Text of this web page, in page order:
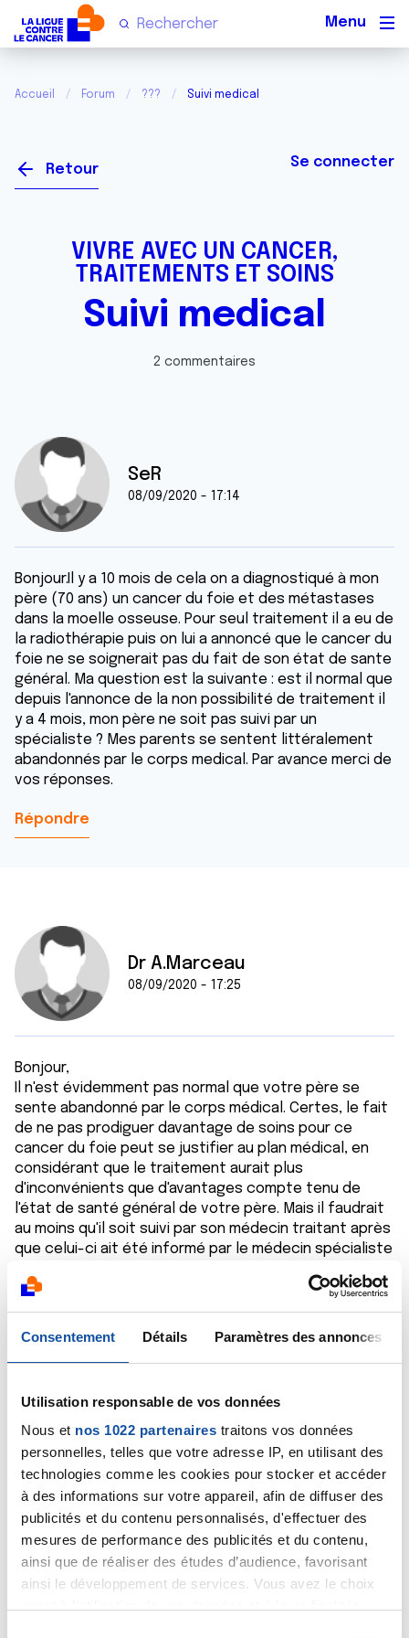
Consentement Détails Paramètres des annonces
Utilisation responsable de vos données
Nous et nos 1022 partenaires traitons vos données
personnelles, telles que votre adresse IP, en utilisant des
technologies comme les cookies pour stocker et accéder
à des informations sur votre appareil, afin de diffuser des
publicités et du contenu personnalisés, d'effectuer des
mesures de performance des publicités et du contenu,
ainsi que de réaliser des études d’audience, favorisant
ainsi le développement de services. Vous avez le choix
Accueil Forum ??? Suivi medical
Retour Se connecter
VIVRE AVEC UN CANCER,
TRAITEMENTS ET SOINS
Suivi medical
2 commentaires
SeR
08/09/2020 - 17:14
Bonjour.Il y a 10 mois de cela on a diagnostiqué à mon
père (70 ans) un cancer du foie et des métastases
dans la moelle osseuse. Pour seul traitement il a eu de
la radiothérapie puis on lui a annoncé que le cancer du
foie ne se soignerait pas du fait de son état de sante
général. Ma question est la suivante : est il normal que
depuis l'annonce de la non possibilité de traitement il
y a 4 mois, mon père ne soit pas suivi par un
spécialiste ? Mes parents se sentent littéralement
abandonnés par le corps medical. Par avance merci de
vos réponses.
Répondre
Dr A.Marceau
08/09/2020 - 17:25
Bonjour,
Il n'est évidemment pas normal que votre père se
sente abandonné par le corps médical. Certes, le fait
de ne pas prodiguer davantage de soins pour ce
cancer du foie peut se justifier au plan médical, en
considérant que le traitement aurait plus
d'inconvénients que d'avantages compte tenu de
l'état de santé général de votre père. Mais il faudrait
au moins qu'il soit suivi par son médecin traitant après
que celui-ci ait été informé par le médecin spécialiste
Bien cordialement
Dr A.Marceau
SeR
08/09/2020 - 18:48
Bonsoir et merci pour votre réponse Docteur. Le